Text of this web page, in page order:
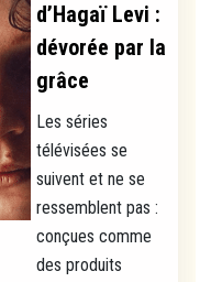
d’Hagaï Levi :
dévorée par la
grâce
Les séries
télévisées se
suivent et ne se
ressemblent pas :
conçues comme
des produits